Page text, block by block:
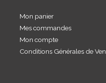
Mon panier
Mes commandes
Mon compte
Conditions Générales de